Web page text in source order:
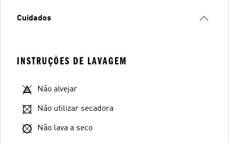
Cuidados
INSTRUÇÕES DE LAVAGEM
Não alvejar
Não utilizar secadora
Não lava a seco